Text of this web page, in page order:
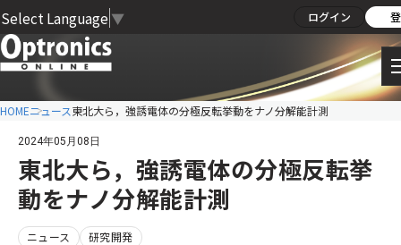
Select Language ▼ ログイン
HOMEニュース東北大ら，強誘電体の分極反転挙動をナノ分解能計測
2024年05月08日
東北大ら，強誘電体の分極反転挙
動をナノ分解能計測
ニュース 研究開発